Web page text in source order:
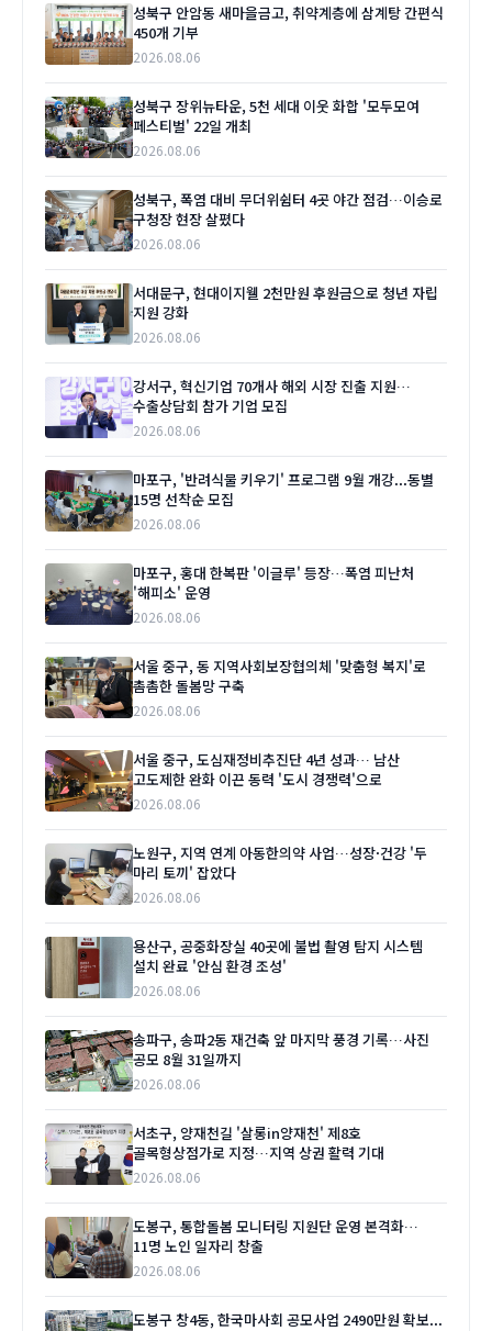
성북구 안암동 새마을금고, 취약계층에 삼계탕 간편식
450개 기부
2026.08.06
성북구 장위뉴타운, 5천 세대 이웃 화합 '모두모여
페스티벌' 22일 개최
2026.08.06
성북구, 폭염 대비 무더위쉼터 4곳 야간 점검…이승로
구청장 현장 살폈다
2026.08.06
서대문구, 현대이지웰 2천만원 후원금으로 청년 자립
지원 강화
2026.08.06
강서구, 혁신기업 70개사 해외 시장 진출 지원…
수출상담회 참가 기업 모집
2026.08.06
마포구, '반려식물 키우기' 프로그램 9월 개강...동별
15명 선착순 모집
2026.08.06
마포구, 홍대 한복판 '이글루' 등장…폭염 피난처
'해피소' 운영
2026.08.06
서울 중구, 동 지역사회보장협의체 '맞춤형 복지'로
촘촘한 돌봄망 구축
2026.08.06
서울 중구, 도심재정비추진단 4년 성과… 남산
고도제한 완화 이끈 동력 '도시 경쟁력'으로
2026.08.06
노원구, 지역 연계 아동한의약 사업…성장·건강 '두
마리 토끼' 잡았다
2026.08.06
용산구, 공중화장실 40곳에 불법 촬영 탐지 시스템
설치 완료 '안심 환경 조성'
2026.08.06
송파구, 송파2동 재건축 앞 마지막 풍경 기록…사진
공모 8월 31일까지
2026.08.06
서초구, 양재천길 '살롱in양재천' 제8호
골목형상점가로 지정…지역 상권 활력 기대
2026.08.06
도봉구, 통합돌봄 모니터링 지원단 운영 본격화…
11명 노인 일자리 창출
2026.08.06
도봉구 창4동, 한국마사회 공모사업 2490만원 확보...